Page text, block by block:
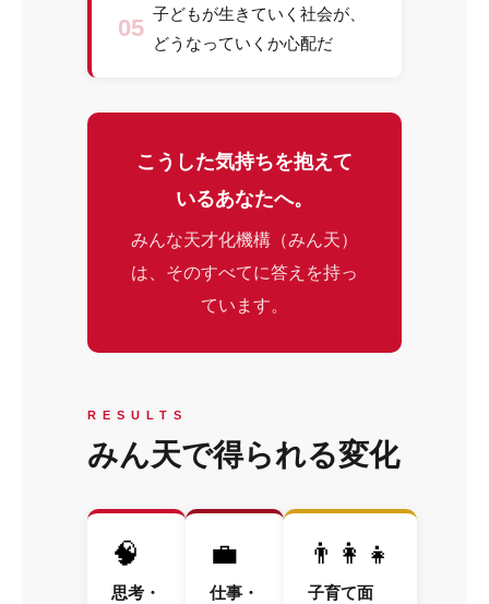
05
子どもが生きていく社会が、
どうなっていくか心配だ
こうした気持ちを抱えて
いるあなたへ。
みんな天才化機構（みん天）
は、そのすべてに答えを持っ
ています。
RESULTS
みん天で得られる変化
🧠
思考・
💼
仕事・
👨‍👩‍👧
子育て面